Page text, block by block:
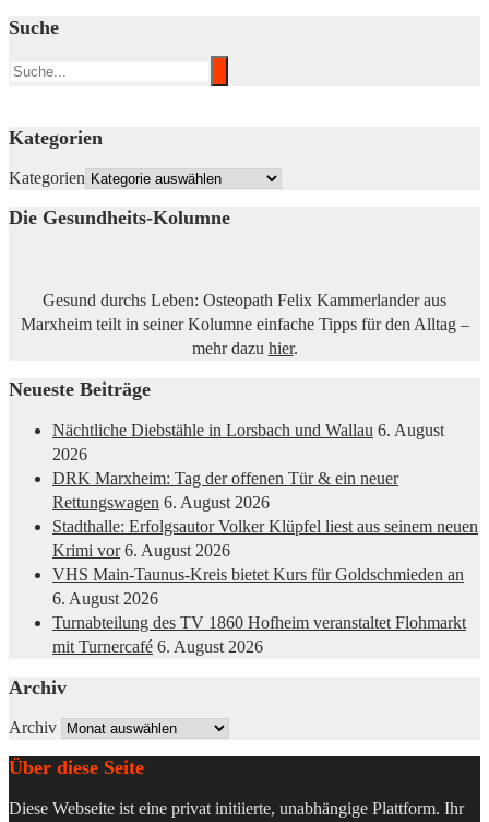
Suche
Kategorien
Kategorien
Die Gesundheits-Kolumne
Gesund durchs Leben: Osteopath Felix Kammerlander aus
Marxheim teilt in seiner Kolumne einfache Tipps für den Alltag –
mehr dazu hier.
Neueste Beiträge
Nächtliche Diebstähle in Lorsbach und Wallau 6. August
2026
DRK Marxheim: Tag der offenen Tür & ein neuer
Rettungswagen 6. August 2026
Stadthalle: Erfolgsautor Volker Klüpfel liest aus seinem neuen
Krimi vor 6. August 2026
VHS Main-Taunus-Kreis bietet Kurs für Goldschmieden an
6. August 2026
Turnabteilung des TV 1860 Hofheim veranstaltet Flohmarkt
mit Turnercafé 6. August 2026
Archiv
Archiv
Über diese Seite
Diese Webseite ist eine privat initiierte, unabhängige Plattform. Ihr